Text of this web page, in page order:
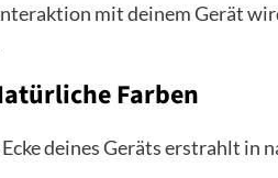
mit deinem Gerät
Farben
Ecke deines Geräts erstrahlt in